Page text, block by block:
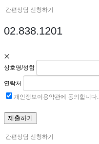
간편상담 신청하기
02.838.1201
상호명/성함
연락처
개인정보이용약관에 동의합니다.
간편상담 신청하기